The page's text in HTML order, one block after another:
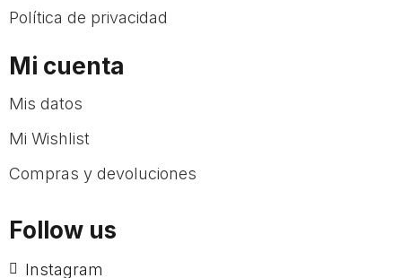
Política de privacidad
Mi cuenta
Mis datos
Mi Wishlist
Compras y devoluciones
Follow us
Instagram